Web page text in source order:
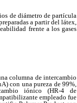
de diámetro de partícula
a partir del látex,
frente a los gases
columna de intercambio
con una pureza de 99%,
iónico (HR-4 de
empleado fue